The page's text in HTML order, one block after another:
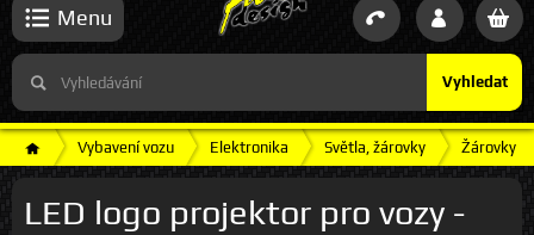
Vyhledat
Menu
Vybavení vozu Elektronika Světla, žárovky Žárovky
LED logo projektor pro vozy -